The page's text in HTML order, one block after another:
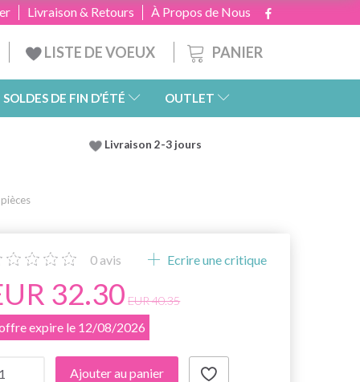
À Propos de Nous
Livraison & Retours
PANIER
LISTE DE VOEUX
SOLDES DE FIN D’ÉTÉ OUTLET
Livraison 2-3 jours
0 avis Ecrire une critique
32.30 EUR 40.35
expire le 12/08/2026
Ajouter au panier